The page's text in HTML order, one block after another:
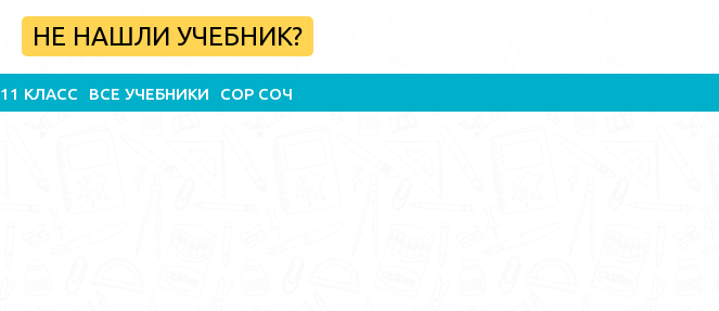
НЕ НАШЛИ УЧЕБНИК?
11 КЛАСС ВСЕ УЧЕБНИКИ СОР СОЧ